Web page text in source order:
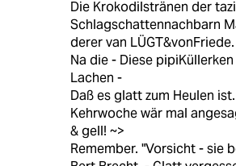
Die Krokodilstränen der
Schlagschattennachbarn
derer van LÜGT&vonFriede.
Na die - Diese
Lachen -
Daß es glatt zum Heulen
Kehrwoche wär mal
& gell! ~>
Remember. "Vorsicht - sie